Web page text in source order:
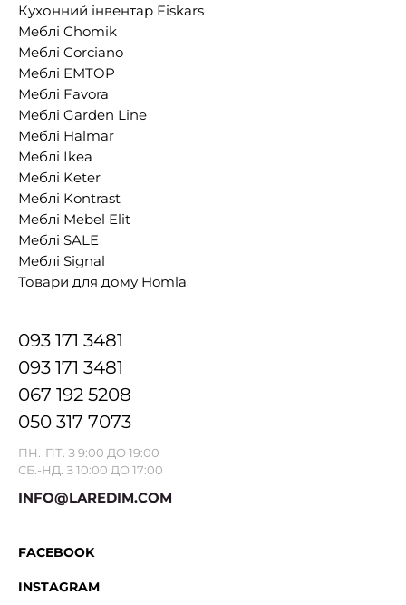
Кухонний інвентар Fiskars
Меблі Chomik
Меблі Corciano
Меблі EMTOP
Меблі Favora
Меблі Garden Line
Меблі Halmar
Меблі Ikea
Меблі Keter
Меблі Kontrast
Меблі Mebel Elit
Меблі SALE
Меблі Signal
Товари для дому Homla
093 171 3481
093 171 3481
067 192 5208
050 317 7073
ПН.-ПТ. З 9:00 ДО 19:00
СБ.-НД. З 10:00 ДО 17:00
INFO@LAREDIM.COM
FACEBOOK
INSTAGRAM